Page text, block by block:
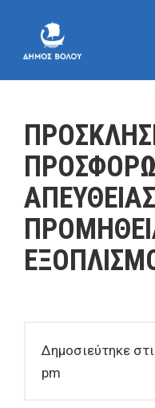
Δημοσιεύτηκε
pm